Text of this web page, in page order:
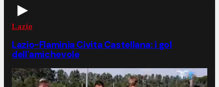
Lazio
Lazio-Flaminia Civita Castellana: i gol
dell'amichevole